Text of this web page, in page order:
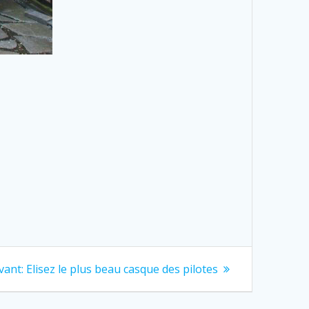
Next
Elisez le plus beau casque des pilotes